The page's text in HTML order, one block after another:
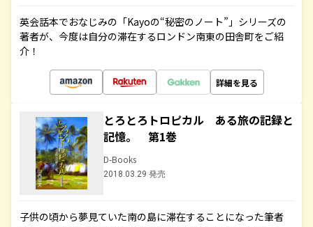
英会話本でおなじみの「Kayoの“秘密のノート”」シリーズの
著者が、今度は自分の滞在するロンドン南東の田舎町をご紹
介！
詳細を見る
とろとろトロピカル ある旅の記録と
記憶。 第1巻
D-Books
2018.03.29 発売
子供の頃から夢見ていた南の島に滞在することになった筆者